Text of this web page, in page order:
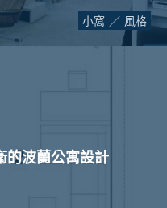
小窩 風格
的波蘭公寓設計